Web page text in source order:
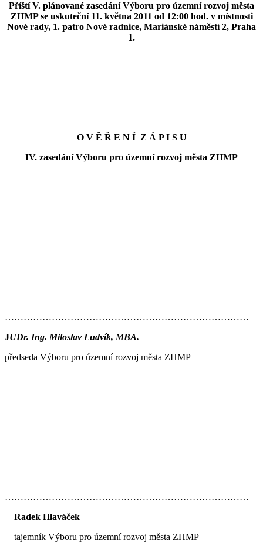
Příští V. plánované zasedání Výboru pro územní rozvoj města
ZHMP se uskuteční 11. května 2011 od 12:00 hod. v místnosti
Nové rady, 1. patro Nové radnice, Mariánské náměstí 2, Praha
1.
O V Ě Ř E N Í Z Á P I S U
IV. zasedání Výboru pro územní rozvoj města ZHMP
……………………………………………………………………
JUDr. Ing. Miloslav Ludvík, MBA.
předseda Výboru pro územní rozvoj města ZHMP
……………………………………………………………………
Radek Hlaváček
tajemník Výboru pro územní rozvoj města ZHMP